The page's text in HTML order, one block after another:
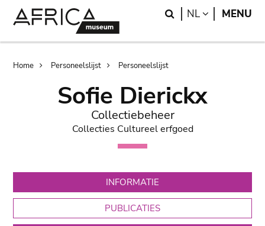
Search
NL LANGUAGE
MENU
Breadcrumb
Home Personeelslijst Personeelslijst
Sofie Dierickx
Collectiebeheer
Collecties Cultureel erfgoed
INFORMATIE
PUBLICATIES